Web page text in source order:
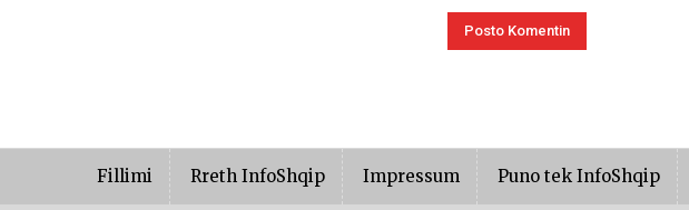
Fillimi Rreth InfoShqip Impressum Puno tek InfoShqip